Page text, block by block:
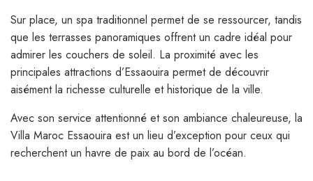
Sur place, un spa traditionnel permet de se ressourcer, tandis
que les terrasses panoramiques offrent un cadre idéal pour
admirer les couchers de soleil. La proximité avec les
principales attractions d’Essaouira permet de découvrir
aisément la richesse culturelle et historique de la ville.
Avec son service attentionné et son ambiance chaleureuse, la
Villa Maroc Essaouira est un lieu d’exception pour ceux qui
recherchent un havre de paix au bord de l’océan.